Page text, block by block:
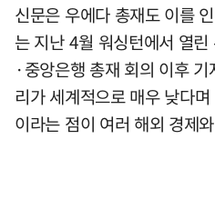
신문은 우에다 총재도 이를
는 지난 4월 워싱턴에서 열
·중앙은행 총재 회의 이후
리가 세계적으로 매우 낮다
이라는 점이 여러 해외 경제